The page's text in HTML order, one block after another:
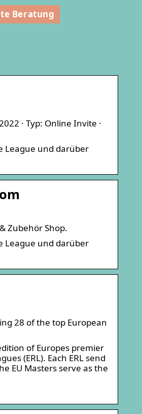
Beratung
· Typ: Online Invite ·
League und darüber
Zubehör Shop.
League und darüber
28 of the top European
of Europes premier
(ERL). Each ERL send
EU Masters serve as the